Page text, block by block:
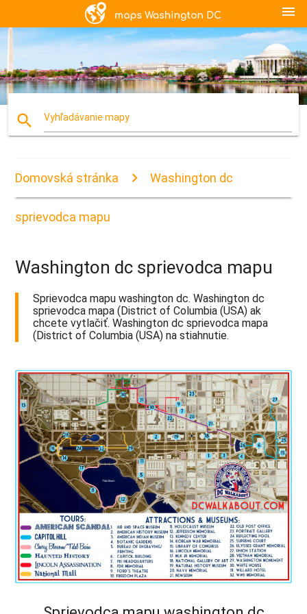
menu
search Vyhľadávanie mapy
Domovská stránka Washington dc
sprievodca mapu
Washington dc sprievodca mapu
Sprievodca mapu washington dc. Washington dc
sprievodca mapa (District of Columbia (USA) ak
chcete vytlačiť. Washington dc sprievodca mapa
(District of Columbia (USA) na stiahnutie.